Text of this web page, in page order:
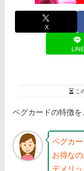
X
LINE
こ
ペグカードの特徴を
ペグカー
お得なの
デメリ